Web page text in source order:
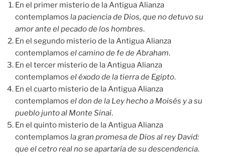
En el primer misterio de la Antigua Alianza
contemplamos la paciencia de Dios, que no detuvo su
amor ante el pecado de los hombres.
En el segundo misterio de la Antigua Alianza
contemplamos el camino de fe de Abraham.
En el tercer misterio de la Antigua Alianza
contemplamos el éxodo de la tierra de Egipto.
En el cuarto misterio de la Antigua Alianza
contemplamos el don de la Ley hecho a Moisés y a su
pueblo junto al Monte Sinaí.
En el quinto misterio de la Antigua Alianza
contemplamos la gran promesa de Dios al rey David:
que el cetro real no se apartaría de su descendencia.